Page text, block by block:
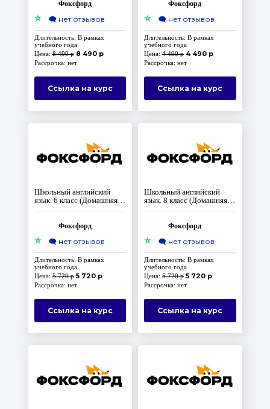
Фоксфорд
⭐ 🗨️ нет отзывов
Длительность: В рамках
учебного года
Цена:8 490 р 8 490 р
Рассрочка: нет
Ссылка на курс
Фоксфорд
⭐ 🗨️ нет отзывов
Длительность: В рамках
учебного года
Цена: 4 490 р 4 490 р
Рассрочка: нет
Ссылка на курс
Школьный английский
язык. 6 класс (Домашняя
школа)
Фоксфорд
⭐ 🗨️ нет отзывов
Длительность: В рамках
учебного года
Цена:5 720 р 5 720 р
Рассрочка: нет
Ссылка на курс
Школьный английский
язык. 8 класс (Домашняя
школа)
Фоксфорд
⭐ 🗨️ нет отзывов
Длительность: В рамках
учебного года
Цена: 5 720 р 5 720 р
Рассрочка: нет
Ссылка на курс